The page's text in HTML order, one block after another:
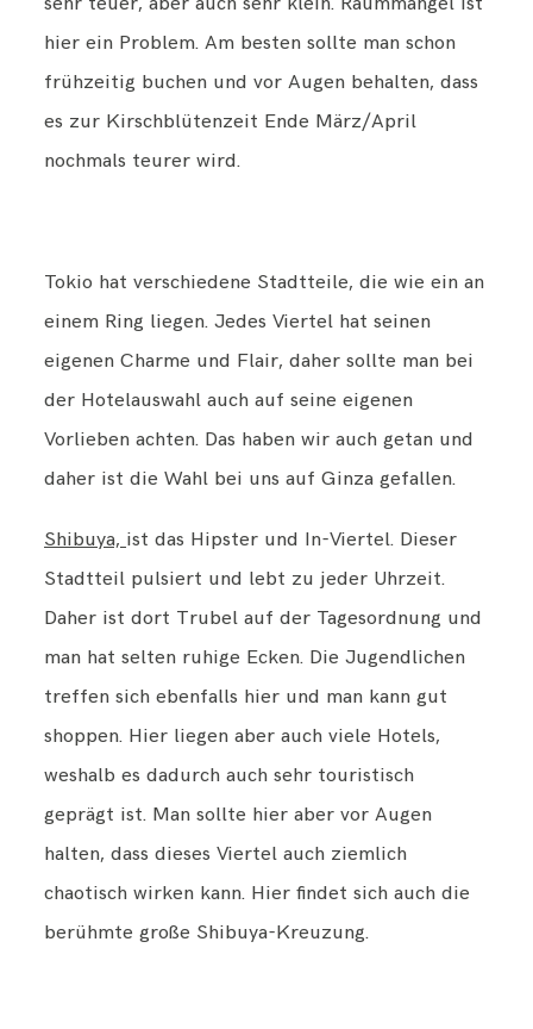
hier ein Problem. Am besten sollte man schon
frühzeitig buchen und vor Augen behalten, dass
es zur Kirschblütenzeit Ende März/April
nochmals teurer wird.
Tokio hat verschiedene Stadtteile, die wie ein an
einem Ring liegen. Jedes Viertel hat seinen
eigenen Charme und Flair, daher sollte man bei
der Hotelauswahl auch auf seine eigenen
Vorlieben achten. Das haben wir auch getan und
daher ist die Wahl bei uns auf Ginza gefallen.
Shibuya, ist das Hipster und In-Viertel. Dieser
Stadtteil pulsiert und lebt zu jeder Uhrzeit.
Daher ist dort Trubel auf der Tagesordnung und
man hat selten ruhige Ecken. Die Jugendlichen
treffen sich ebenfalls hier und man kann gut
shoppen. Hier liegen aber auch viele Hotels,
weshalb es dadurch auch sehr touristisch
geprägt ist. Man sollte hier aber vor Augen
halten, dass dieses Viertel auch ziemlich
chaotisch wirken kann. Hier findet sich auch die
berühmte große Shibuya-Kreuzung.